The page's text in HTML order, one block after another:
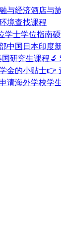
与经济酒店与
境查找课程
学士学位指南
中国日本印度
国研究生课程🔬
金的小贴士👉
请海外学校学